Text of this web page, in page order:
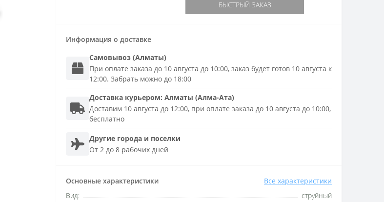
БЫСТРЫЙ ЗАКАЗ
Информация о доставке
Самовывоз (Алматы)
При оплате заказа до 10 августа до 10:00, заказ будет готов 10 августа к
12:00. Забрать можно до 18:00
Доставка курьером: Алматы (Алма-Ата)
Доставим 10 августа до 12:00, при оплате заказа до 10 августа до 10:00,
бесплатно
Другие города и поселки
От 2 до 8 рабочих дней
Основные характеристики Все характеристики
Вид:
струйный